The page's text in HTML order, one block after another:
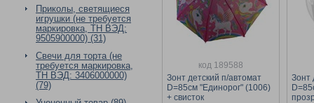
Приколы, светящиеся
игрушки (не требуется
маркировка, ТН ВЭД:
9505900000) (31)
Свечи для торта (не
требуется маркировка,
ТН ВЭД: 3406000000)
(79)
код 189588
Зонт детский п/автомат
D=85см "Единорог" (1006)
+ свисток
Зонт